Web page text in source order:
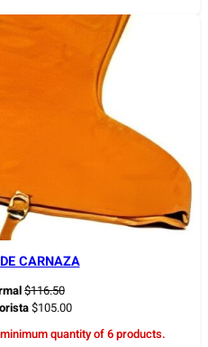
CARNAZA
$116.50
$105.00
quantity of 6 products.